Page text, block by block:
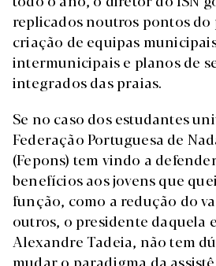
replicados noutros pontos do
criação de equipas
intermunicipais e planos de
integrados das praias.
Se no caso dos estudantes
Federação Portuguesa de
(Fepons) tem vindo a
benefícios aos jovens que
função, como a redução do
outros, o presidente daquela
Alexandre Tadeia, não tem
mudar o paradigma da